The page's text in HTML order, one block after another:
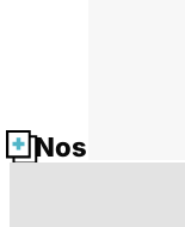
Nos fiches